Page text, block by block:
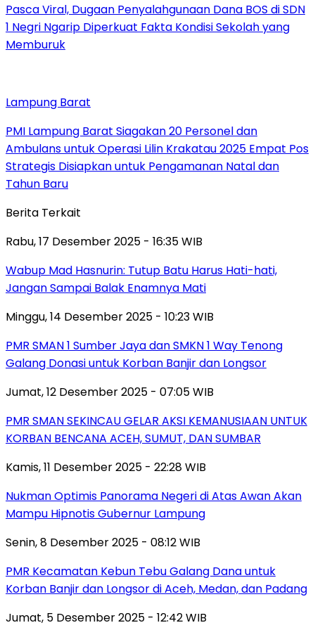
Pasca Viral, Dugaan Penyalahgunaan Dana BOS di SDN
1 Negri Ngarip Diperkuat Fakta Kondisi Sekolah yang
Memburuk
Lampung Barat
PMI Lampung Barat Siagakan 20 Personel dan
Ambulans untuk Operasi Lilin Krakatau 2025 Empat Pos
Strategis Disiapkan untuk Pengamanan Natal dan
Tahun Baru
Berita Terkait
Rabu, 17 Desember 2025 - 16:35 WIB
Wabup Mad Hasnurin: Tutup Batu Harus Hati-hati,
Jangan Sampai Balak Enamnya Mati
Minggu, 14 Desember 2025 - 10:23 WIB
PMR SMAN 1 Sumber Jaya dan SMKN 1 Way Tenong
Galang Donasi untuk Korban Banjir dan Longsor
Jumat, 12 Desember 2025 - 07:05 WIB
PMR SMAN SEKINCAU GELAR AKSI KEMANUSIAAN UNTUK
KORBAN BENCANA ACEH, SUMUT, DAN SUMBAR
Kamis, 11 Desember 2025 - 22:28 WIB
Nukman Optimis Panorama Negeri di Atas Awan Akan
Mampu Hipnotis Gubernur Lampung
Senin, 8 Desember 2025 - 08:12 WIB
PMR Kecamatan Kebun Tebu Galang Dana untuk
Korban Banjir dan Longsor di Aceh, Medan, dan Padang
Jumat, 5 Desember 2025 - 12:42 WIB